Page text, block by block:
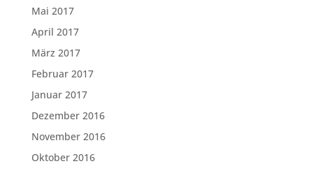
Mai 2017
April 2017
März 2017
Februar 2017
Januar 2017
Dezember 2016
November 2016
Oktober 2016